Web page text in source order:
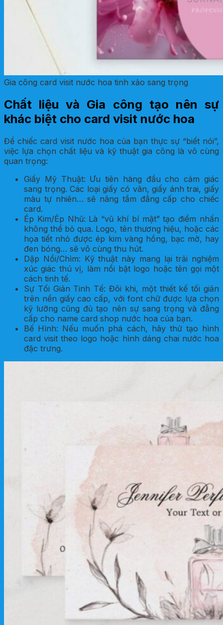
Gia công card visit nước hoa tinh xảo sang trọng
Chất liệu và Gia công tạo nên sự
khác biệt cho card visit nước hoa
Để chiếc card visit nước hoa của bạn thực sự “biết nói”,
việc lựa chọn chất liệu và kỹ thuật gia công là vô cùng
quan trọng:
Giấy Mỹ Thuật: Ưu tiên hàng đầu cho cảm giác
sang trọng. Các loại giấy có vân, giấy ánh trai, giấy
màu tự nhiên… sẽ nâng tầm đẳng cấp cho chiếc
card.
Ép Kim/Ép Nhũ: Là “vũ khí bí mật” tạo điểm nhấn
không thể bỏ qua. Logo, tên thương hiệu, hoặc các
họa tiết nhỏ được ép kim vàng hồng, bạc mờ, hay
đen bóng… sẽ vô cùng thu hút.
Dập Nổi/Chìm: Kỹ thuật này mang lại trải nghiệm
xúc giác thú vị, làm nổi bật logo hoặc tên gọi một
cách tinh tế.
Sự Tối Giản Tinh Tế: Đôi khi, một thiết kế tối giản
trên nền giấy cao cấp, với font chữ được lựa chọn
kỹ lưỡng cũng đủ tạo nên sự sang trọng và đẳng
cấp cho name card shop nước hoa của bạn.
Bế Hình: Nếu muốn phá cách, hãy thử tạo hình
card visit theo logo hoặc hình dáng chai nước hoa
đặc trưng.